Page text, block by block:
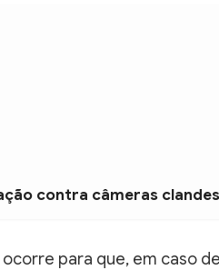
contra câmeras
para que, em caso